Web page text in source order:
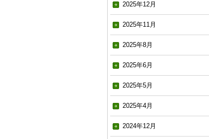
2025年12月
2025年11月
2025年8月
2025年6月
2025年5月
2025年4月
2024年12月